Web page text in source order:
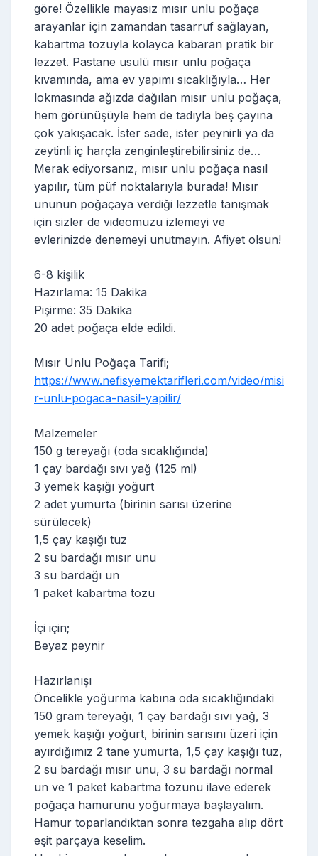
göre! Özellikle mayasız mısır unlu poğaça
arayanlar için zamandan tasarruf sağlayan,
kabartma tozuyla kolayca kabaran pratik bir
lezzet. Pastane usulü mısır unlu poğaça
kıvamında, ama ev yapımı sıcaklığıyla… Her
lokmasında ağızda dağılan mısır unlu poğaça,
hem görünüşüyle hem de tadıyla beş çayına
çok yakışacak. İster sade, ister peynirli ya da
zeytinli iç harçla zenginleştirebilirsiniz de…
Merak ediyorsanız, mısır unlu poğaça nasıl
yapılır, tüm püf noktalarıyla burada! Mısır
ununun poğaçaya verdiği lezzetle tanışmak
için sizler de videomuzu izlemeyi ve
evlerinizde denemeyi unutmayın. Afiyet olsun!
6-8 kişilik
Hazırlama: 15 Dakika
Pişirme: 35 Dakika
20 adet poğaça elde edildi.
Mısır Unlu Poğaça Tarifi;
https://www.nefisyemektarifleri.com/video/misi
r-unlu-pogaca-nasil-yapilir/
Malzemeler
150 g tereyağı (oda sıcaklığında)
1 çay bardağı sıvı yağ (125 ml)
3 yemek kaşığı yoğurt
2 adet yumurta (birinin sarısı üzerine
sürülecek)
1,5 çay kaşığı tuz
2 su bardağı mısır unu
3 su bardağı un
1 paket kabartma tozu
İçi için;
Beyaz peynir
Hazırlanışı
Öncelikle yoğurma kabına oda sıcaklığındaki
150 gram tereyağı, 1 çay bardağı sıvı yağ, 3
yemek kaşığı yoğurt, birinin sarısını üzeri için
ayırdığımız 2 tane yumurta, 1,5 çay kaşığı tuz,
2 su bardağı mısır unu, 3 su bardağı normal
un ve 1 paket kabartma tozunu ilave ederek
poğaça hamurunu yoğurmaya başlayalım.
Hamur toparlandıktan sonra tezgaha alıp dört
eşit parçaya keselim.